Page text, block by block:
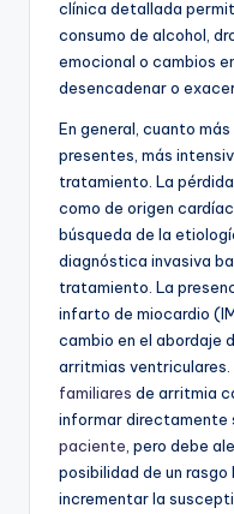
clínica detallada
consumo de alcohol,
emocional o cambios
desencadenar o
En general, cuanto
presentes, más
tratamiento. La
como de origen
búsqueda de la
diagnóstica invasiva
tratamiento. La
infarto de miocardio
cambio en el abordaje
arritmias
familiares de arritmia
informar directamente
paciente , pero debe
posibilidad de un
incrementar la